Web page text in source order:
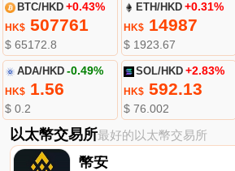
BTC/HKD +0.43%
HK$507761
$ 65172.8
ETH/HKD +0.31%
HK$ 14987
$ 1923.67
ADA/HKD -0.49%
HK$1.56
$ 0.2
SOL/HKD +2.83%
HK$ 592.13
$ 76.002
以太幣交易所最好的以太幣交易所
幣安